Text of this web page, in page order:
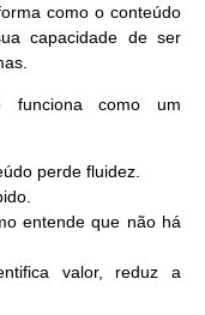
como o conteúdo
capacidade de ser
funciona como um
perde fluidez.
entende que não há
valor, reduz a